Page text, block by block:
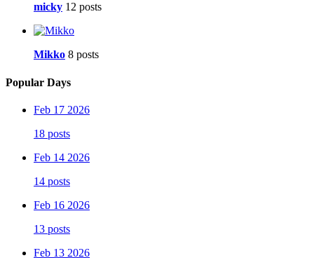
micky 12 posts
Mikko 8 posts
Popular Days
Feb 17 2026
18 posts
Feb 14 2026
14 posts
Feb 16 2026
13 posts
Feb 13 2026